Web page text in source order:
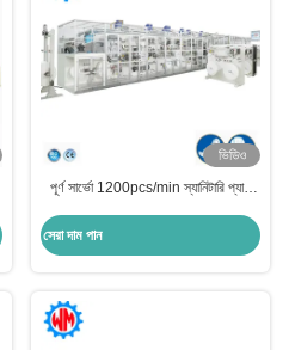
ভিডিও
পূর্ণ সার্ভো 1200pcs/min স্যানিটারি প্যাড
সেরা দাম পান